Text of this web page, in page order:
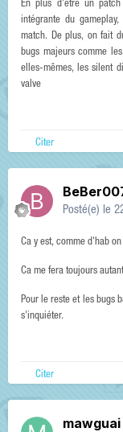
En plus d'être un
intégrante du
match. De plus, on fait
bugs majeurs comme
elles-mêmes, les silent
valve
Citer
Posté(e) le
Ca y est, comme d'hab
Ca me fera toujours
Pour le reste et les bugs
s'inquiéter.
Citer
mawguai